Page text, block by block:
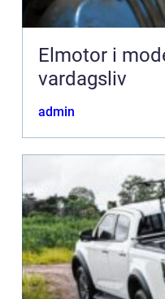
Elmotor i
vardagsliv
admin